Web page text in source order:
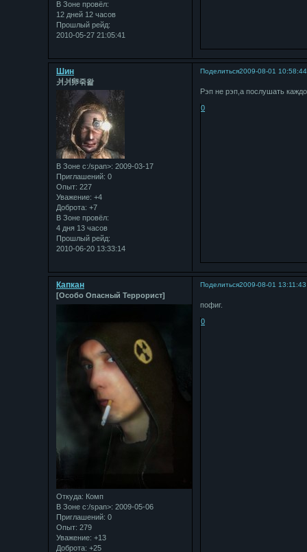
В Зоне провёл:
12 дней 12 часов
Прошлый рейд:
2010-05-27 21:05:41
Поделиться2009-08-01 10:58:44
Шин
⽙⽙卵죾왍
В Зоне с:/span>: 2009-03-17
Приглашений: 0
Опыт: 227
Уважение: +4
Доброта: +7
В Зоне провёл:
4 дня 13 часов
Прошлый рейд:
2010-06-20 13:33:14
Рэп не рэп,а послушать
0
Поделиться2009-08-01 13:11:43
Капкан
[Особо Опасный Террорист]
Откуда: Комп
В Зоне с:/span>: 2009-05-06
Приглашений: 0
Опыт: 279
Уважение: +13
Доброта: +25
пофиг.
0